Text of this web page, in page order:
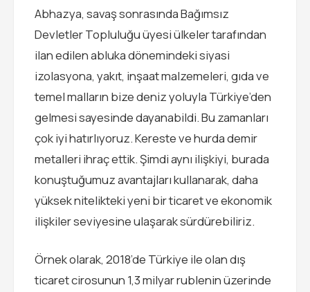
Abhazya, savaş sonrasında Bağımsız
Devletler Topluluğu üyesi ülkeler tarafından
ilan edilen abluka dönemindeki siyasi
izolasyona, yakıt, inşaat malzemeleri, gıda ve
temel malların bize deniz yoluyla Türkiye’den
gelmesi sayesinde dayanabildi. Bu zamanları
çok iyi hatırlıyoruz. Kereste ve hurda demir
metalleri ihraç ettik. Şimdi aynı ilişkiyi, burada
konuştuğumuz avantajları kullanarak, daha
yüksek nitelikteki yeni bir ticaret ve ekonomik
ilişkiler seviyesine ulaşarak sürdürebiliriz.
Örnek olarak, 2018’de Türkiye ile olan dış
ticaret cirosunun 1,3 milyar rublenin üzerinde